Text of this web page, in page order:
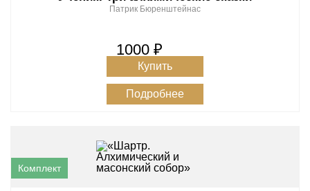
Патрик Бюренштейнас
1000 ₽
Купить
Подробнее